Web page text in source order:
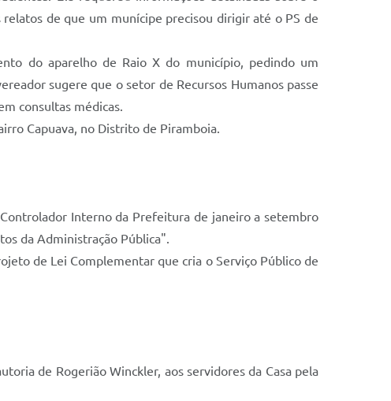
de que um munícipe precisou dirigir até o PS de
do aparelho de Raio X do município, pedindo um
sugere que o setor de Recursos Humanos passe
consultas médicas.
Capuava, no Distrito de Piramboia.
Interno da Prefeitura de janeiro a setembro
da Administração Pública".
de Lei Complementar que cria o Serviço Público de
de Rogerião Winckler, aos servidores da Casa pela